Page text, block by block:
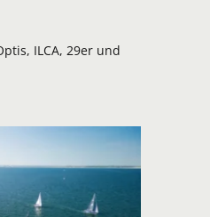
ILCA, 29er und